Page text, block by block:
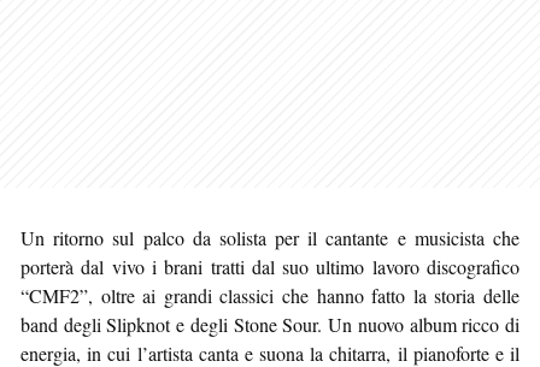
Un ritorno sul palco da solista per il cantante e musicista che
porterà dal vivo i brani tratti dal suo ultimo lavoro discografico
“CMF2”, oltre ai grandi classici che hanno fatto la storia delle
band degli Slipknot e degli Stone Sour. Un nuovo album ricco di
energia, in cui l’artista canta e suona la chitarra, il pianoforte e il